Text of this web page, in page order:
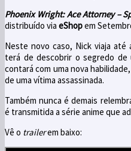
Phoenix Wright: Ace Attorney –
distribuído via eShopem
Neste novo caso, Nick viaja até
terá de descobrir o segredo de
contará com uma nova
de uma vítima assassinada.
Também nunca é demais
é transmitida a série anime que
Vê o trailerem baixo: